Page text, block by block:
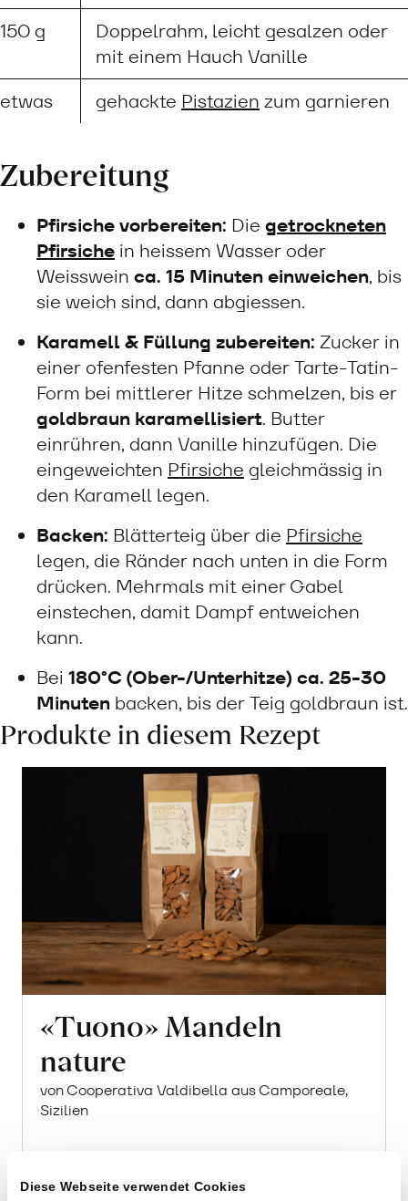
Diese Webseite verwendet Cookies
150 g
Doppelrahm, leicht gesalzen oder
mit einem Hauch Vanille
etwas
gehackte Pistazien zum garnieren
Zubereitung
Pfirsiche vorbereiten: Die getrockneten
Pfirsiche in heissem Wasser oder
Weisswein ca. 15 Minuten einweichen, bis
sie weich sind, dann abgiessen.
Karamell & Füllung zubereiten: Zucker in
einer ofenfesten Pfanne oder Tarte-Tatin-
Form bei mittlerer Hitze schmelzen, bis er
goldbraun karamellisiert. Butter
einrühren, dann Vanille hinzufügen. Die
eingeweichten Pfirsiche gleichmässig in
den Karamell legen.
Backen: Blätterteig über die Pfirsiche
legen, die Ränder nach unten in die Form
drücken. Mehrmals mit einer Gabel
einstechen, damit Dampf entweichen
kann.
Bei 180°C (Ober-/Unterhitze) ca. 25-30
Minuten backen, bis der Teig goldbraun ist.
Produkte in diesem Rezept
«Tuono» Mandeln
nature
von Cooperativa Valdibella aus Camporeale,
Sizilien
CHF22.40
In